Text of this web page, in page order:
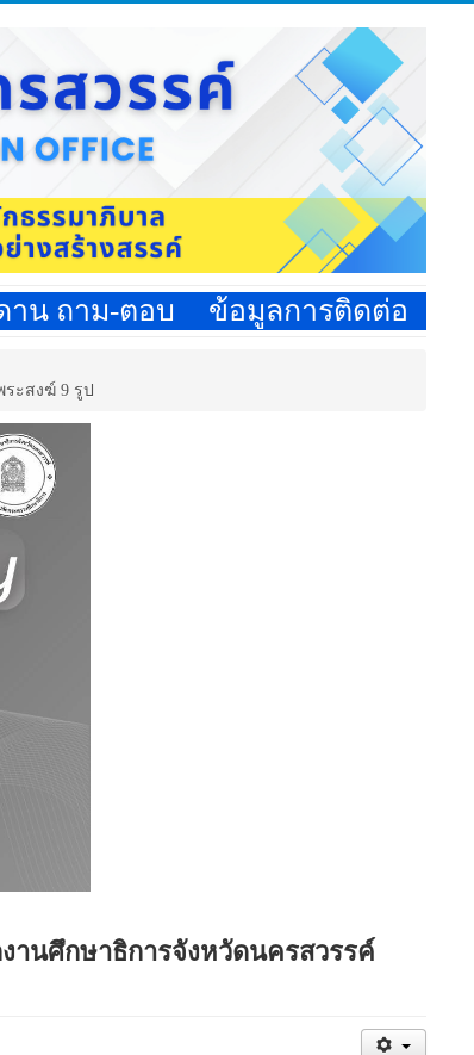
าน ถาม-ตอบ ข้อมูลการติดต่อ
ะสงฆ์ 9 รูป
านศึกษาธิการจังหวัดนครสวรรค์